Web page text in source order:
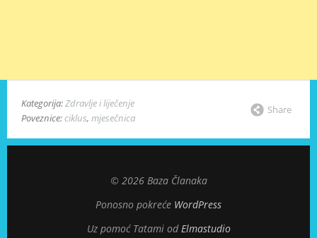
Kategorija:Zdravlje i liječenje
Poveznice:ciklus, mjesečnica
Share
© 2026 Baza Članaka
Ponosno pokreće WordPress
Uz pomoć Tatami od Elmastudio